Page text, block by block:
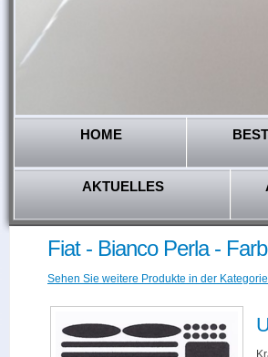
HOME
AKTUELLES
Fiat - Bianco Perla -
Sehen Sie weitere Produkte in der